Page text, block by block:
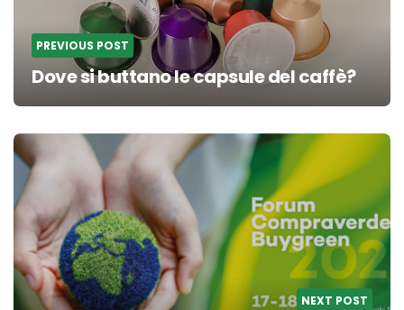
PREVIOUS POST
Dove si buttano le capsule del caffè?
NEXT POST